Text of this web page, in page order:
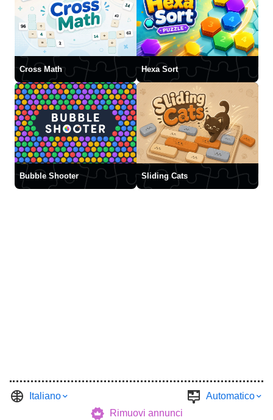
Cross Math Hexa Sort
Bubble Shooter Sliding Cats
Italiano
Automatico
Rimuovi annunci